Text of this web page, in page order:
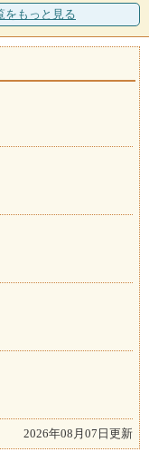
をもっと見る
2026年08月07日更新